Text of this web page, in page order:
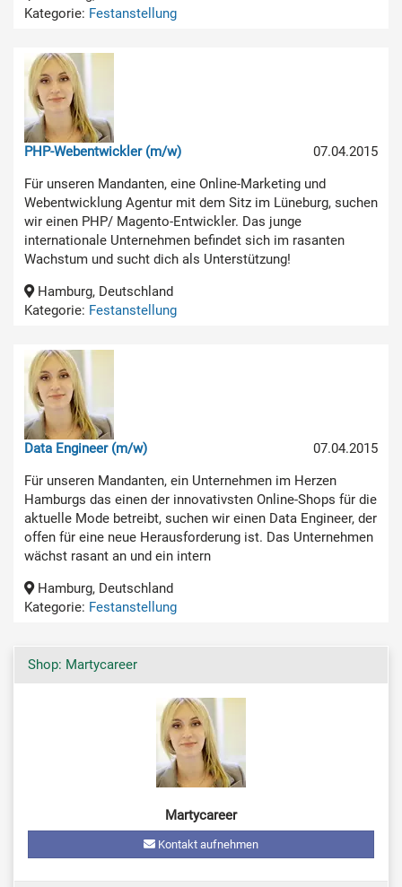
Kategorie: Festanstellung
07.04.2015
PHP-Webentwickler (m/w)
Für unseren Mandanten, eine Online-Marketing und
Webentwicklung Agentur mit dem Sitz im Lüneburg, suchen
wir einen PHP/ Magento-Entwickler. Das junge
internationale Unternehmen befindet sich im rasanten
Wachstum und sucht dich als Unterstützung!
Hamburg, Deutschland
Kategorie: Festanstellung
07.04.2015
Data Engineer (m/w)
Für unseren Mandanten, ein Unternehmen im Herzen
Hamburgs das einen der innovativsten Online-Shops für die
aktuelle Mode betreibt, suchen wir einen Data Engineer, der
offen für eine neue Herausforderung ist. Das Unternehmen
wächst rasant an und ein intern
Hamburg, Deutschland
Kategorie: Festanstellung
Shop: Martycareer
Martycareer
Kontakt aufnehmen